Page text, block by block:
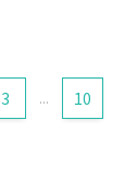
3 ... 10